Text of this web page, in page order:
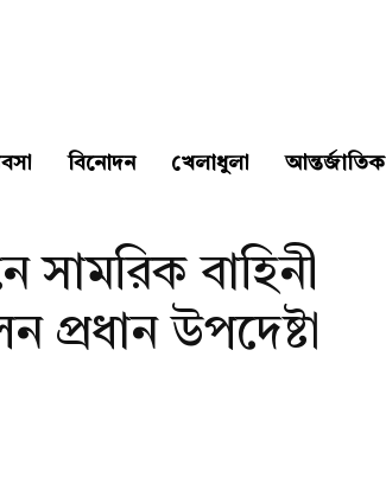
বিনোদন খেলাধুলা আন্তর্জাতিক
সামরিক বাহিনী
প্রধান উপদেষ্টা